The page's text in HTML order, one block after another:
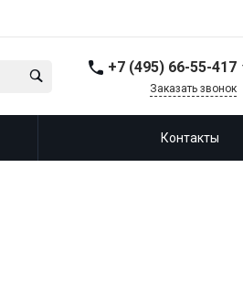
+7 (495) 66-55-417
Заказать звонок
Контакты